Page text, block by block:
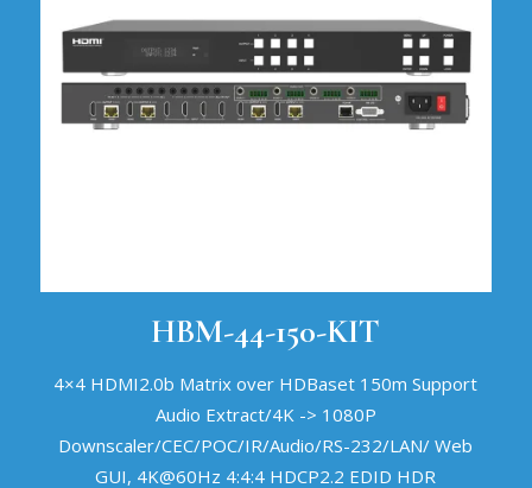
HBM-44-150-KIT
4×4 HDMI2.0b Matrix over HDBaset 150m Support
Audio Extract/4K -> 1080P
Downscaler/CEC/POC/IR/Audio/RS-232/LAN/ Web
GUI, 4K@60Hz 4:4:4 HDCP2.2 EDID HDR